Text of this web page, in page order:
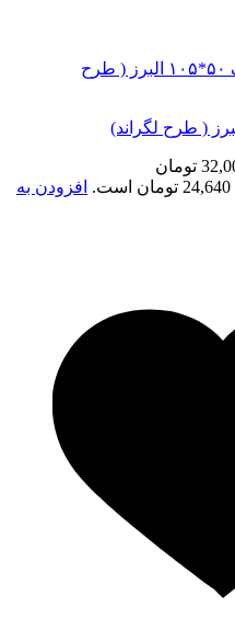
قیمت اصلی 32,000 تومان
افزودن به